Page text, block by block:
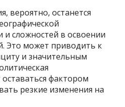
вероятно, останется
сложностей в освоении
Это может приводить к
и значительным
фактором
резкие изменения на